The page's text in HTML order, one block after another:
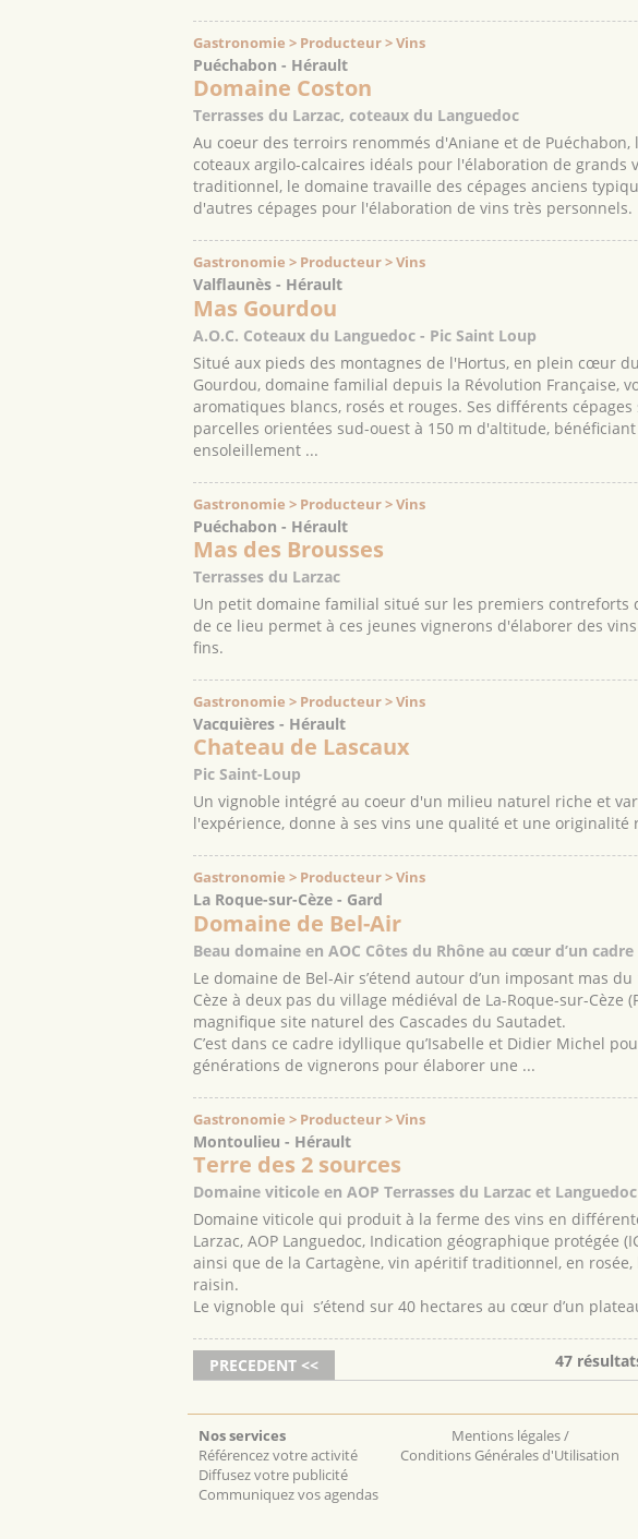
Gastronomie > Producteur > Vins
Puéchabon - Hérault
Domaine Coston
Terrasses du Larzac, coteaux du Languedoc
Au coeur des terroirs renommés d'Aniane et de
coteaux argilo-calcaires idéals pour l'élaboration de grands
traditionnel, le domaine travaille des cépages anciens
d'autres cépages pour l'élaboration de vins très personnels.
Gastronomie > Producteur > Vins
Valflaunès - Hérault
Mas Gourdou
A.O.C. Coteaux du Languedoc - Pic Saint Loup
Situé aux pieds des montagnes de l'Hortus, en plein cœur
Gourdou, domaine familial depuis la Révolution Française,
aromatiques blancs, rosés et rouges. Ses différents
parcelles orientées sud-ouest à 150 m d'altitude,
ensoleillement ...
Gastronomie > Producteur > Vins
Puéchabon - Hérault
Mas des Brousses
Terrasses du Larzac
Un petit domaine familial situé sur les premiers contreforts
de ce lieu permet à ces jeunes vignerons d'élaborer des
fins.
Gastronomie > Producteur > Vins
Vacquières - Hérault
Chateau de Lascaux
Pic Saint-Loup
Un vignoble intégré au coeur d'un milieu naturel riche et
l'expérience, donne à ses vins une qualité et une originalité
Gastronomie > Producteur > Vins
La Roque-sur-Cèze - Gard
Domaine de Bel-Air
Beau domaine en AOC Côtes du Rhône au cœur d’un
Le domaine de Bel-Air s’étend autour d’un imposant mas
Cèze à deux pas du village médiéval de La-Roque-sur-Cèze
magnifique site naturel des Cascades du Sautadet.
C’est dans ce cadre idyllique qu’Isabelle et Didier Michel
générations de vignerons pour élaborer une ...
Gastronomie > Producteur > Vins
Montoulieu - Hérault
Terre des 2 sources
Domaine viticole en AOP Terrasses du Larzac et Languedoc
Domaine viticole qui produit à la ferme des vins en
Larzac, AOP Languedoc, Indication géographique protégée
ainsi que de la Cartagène, vin apéritif traditionnel, en
raisin.
Le vignoble qui s’étend sur 40 hectares au cœur d’un
PRECEDENT << 47
Nos services
Référencez votre activité
Diffusez votre publicité
Communiquez vos agendas
Mentions légales /
Conditions Générales d'Utilisation